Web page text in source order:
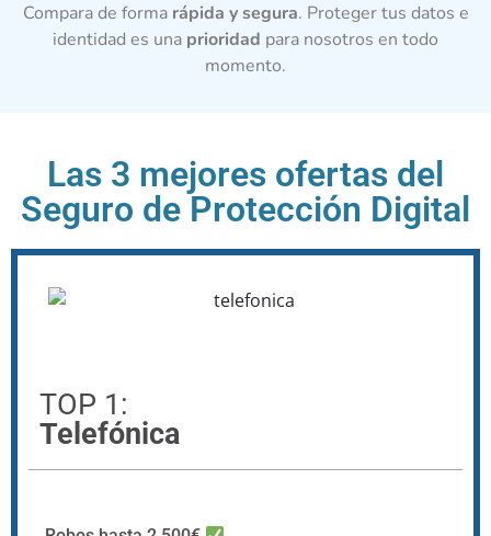
Compara de forma rápida y segura. Proteger tus datos e
identidad es una prioridad para nosotros en todo
momento.
Las 3 mejores ofertas del
Seguro de Protección Digital
TOP 1:
Telefónica